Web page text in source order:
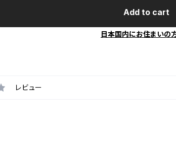
Add to cart
日本国内にお住まいの
レビュー